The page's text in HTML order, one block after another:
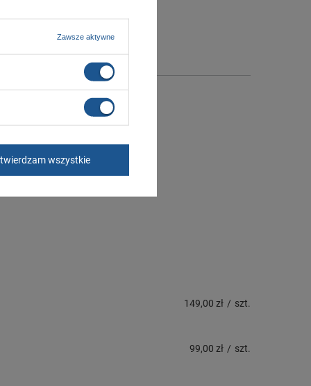
149,00 zł / szt.
99,00 zł / szt.
Zawsze aktywne
wszystkie